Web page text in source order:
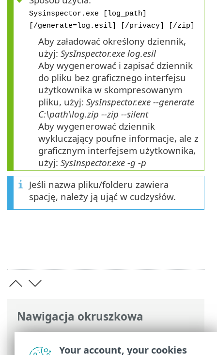
Nawigacja okruszkowa
Pomoc online ESET>ESET SysInspector>
Parametry wiersza polecenia
Sysinspector.exe [log_path]
[/generate=log.esil] [/privacy] [/zip]
Aby załadować określony dziennik,
użyj: SysInspector.exe log.esil
Aby wygenerować i zapisać dziennik
do pliku bez graficznego interfejsu
użytkownika w skompresowanym
pliku, użyj: SysInspector.exe --generate
C:\path\log.zip --zip --silent
Aby wygenerować dziennik
wykluczający poufne informacje, ale z
graficznym interfejsem użytkownika,
użyj: SysInspector.exe -g -p
Jeśli nazwa pliku/folderu zawiera
spację, należy ją ująć w cudzysłów.
Your account, your cookies